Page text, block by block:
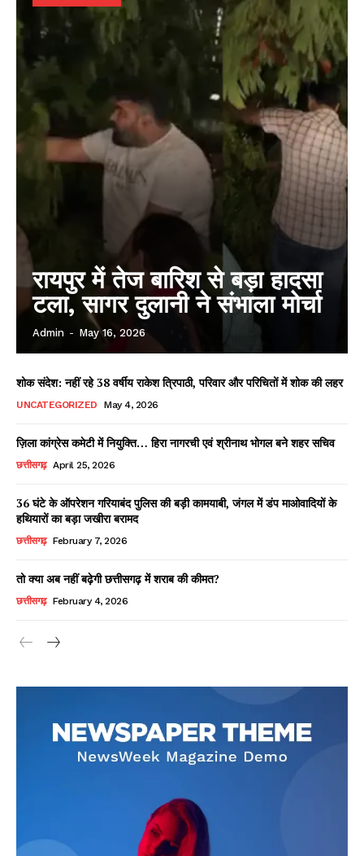
रायपुर में तेज बारिश से बड़ा हादसा
टला, सागर दुलानी ने संभाला मोर्चा
Admin - May 16, 2026
शोक संदेश: नहीं रहे 38 वर्षीय राकेश त्रिपाठी, परिवार और परिचितों में शोक की लहर
UNCATEGORIZED May 4, 2026
ज़िला कांग्रेस कमेटी में नियुक्ति… हिरा नागरची एवं श्रीनाथ भोगल बने शहर सचिव
छत्तीसगढ़ April 25, 2026
36 घंटे के ऑपरेशन गरियाबंद पुलिस की बड़ी कामयाबी, जंगल में डंप माओवादियों के
हथियारों का बड़ा जखीरा बरामद
छत्तीसगढ़ February 7, 2026
तो क्या अब नहीं बढ़ेगी छत्तीसगढ़ में शराब की कीमत?
छत्तीसगढ़ February 4, 2026